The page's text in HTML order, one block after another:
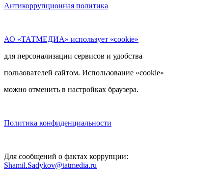
Антикоррупционная политика
АО «ТАТМЕДИА» использует «cookie»
для персонализации сервисов и удобства
пользователей сайтом. Использование «cookie»
можно отменить в настройках браузера.
Политика конфиденциальности
Для сообщений о фактах коррупции:
Shamil.Sadykov@tatmedia.ru